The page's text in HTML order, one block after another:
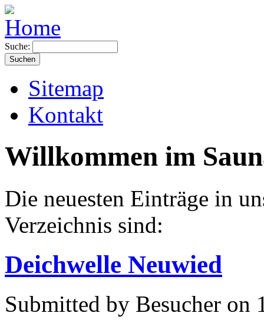
Suche:
Sitemap
Kontakt
Willkommen im
Die neuesten Einträge in
Verzeichnis sind:
Deichwelle Neuwied
Submitted by Besucher on